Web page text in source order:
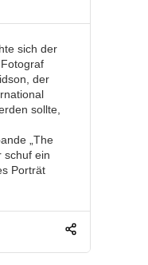
sich der
der
sollte,
„The
schuf ein
Porträt